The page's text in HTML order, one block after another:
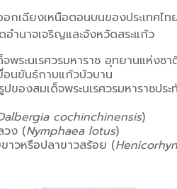
กเฉียงเหนือตอนบนของประเทศไ
ำนาจเจริญและจังหวัดสระแก้ว
พระนเรศวรมหาราช อุทยานแห่งช
อนขันธ์กาบแก้วบัวบาน
ปของสมเด็จพระนเรศวรมหาราชป
cochinchinensis)
ง (Nymphaea lotus)
าวหรือปลาขาวสร้อย (